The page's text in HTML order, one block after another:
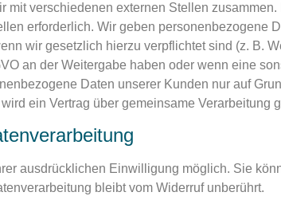
mit verschiedenen externen Stellen
erforderlich. Wir geben personenbezogene
wir gesetzlich hierzu verpflichtet sind (z. B.
an der Weitergabe haben oder wenn eine
Daten unserer Kunden nur auf
ein Vertrag über gemeinsame Verarbeitung
ausdrücklichen Einwilligung möglich. Sie
bleibt vom Widerruf unberührt.